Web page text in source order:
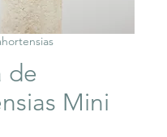
de
Mini